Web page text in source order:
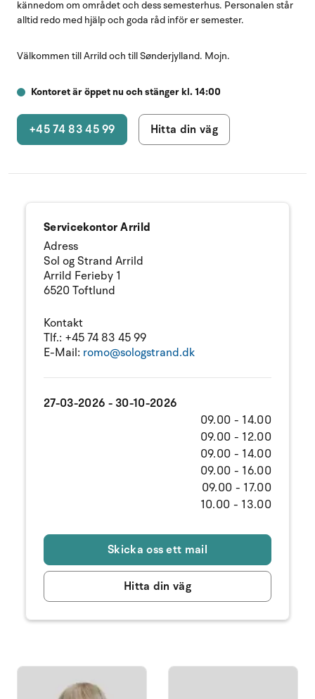
kännedom om området och dess semesterhus. Personalen står
alltid redo med hjälp och goda råd inför er semester.
Välkommen till Arrild och till Sønderjylland. Mojn.
Kontoret är öppet nu och stänger kl. 14:00
+45 74 83 45 99 Hitta din väg
Servicekontor Arrild
Adress
Sol og Strand Arrild
Arrild Ferieby 1
6520 Toftlund
Kontakt
Tlf.: +45 74 83 45 99
E-Mail: romo@sologstrand.dk
27-03-2026 - 30-10-2026
09.00 - 14.00
09.00 - 12.00
09.00 - 14.00
09.00 - 16.00
09.00 - 17.00
10.00 - 13.00
Skicka oss ett mail
Hitta din väg